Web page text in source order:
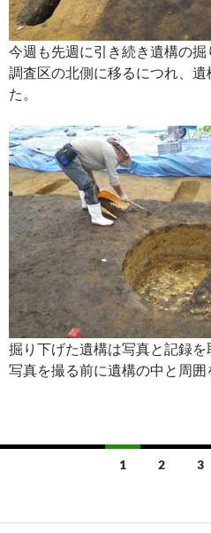
今週も先週に引き続き遺構の掘
調査区の北側に移るにつれ、
た。
掘り下げた遺構は写真と記録を
写真を撮る前に遺構の中と周囲
ナ
1 2 3